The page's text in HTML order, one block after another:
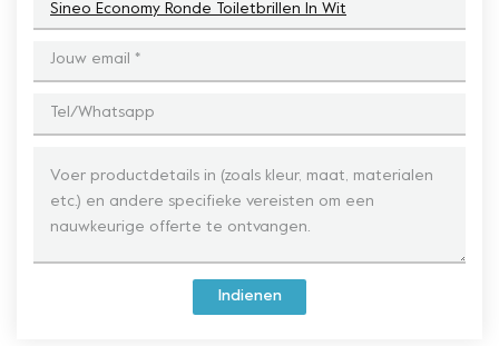
Sineo Economy Ronde Toiletbrillen In Wit
Indienen